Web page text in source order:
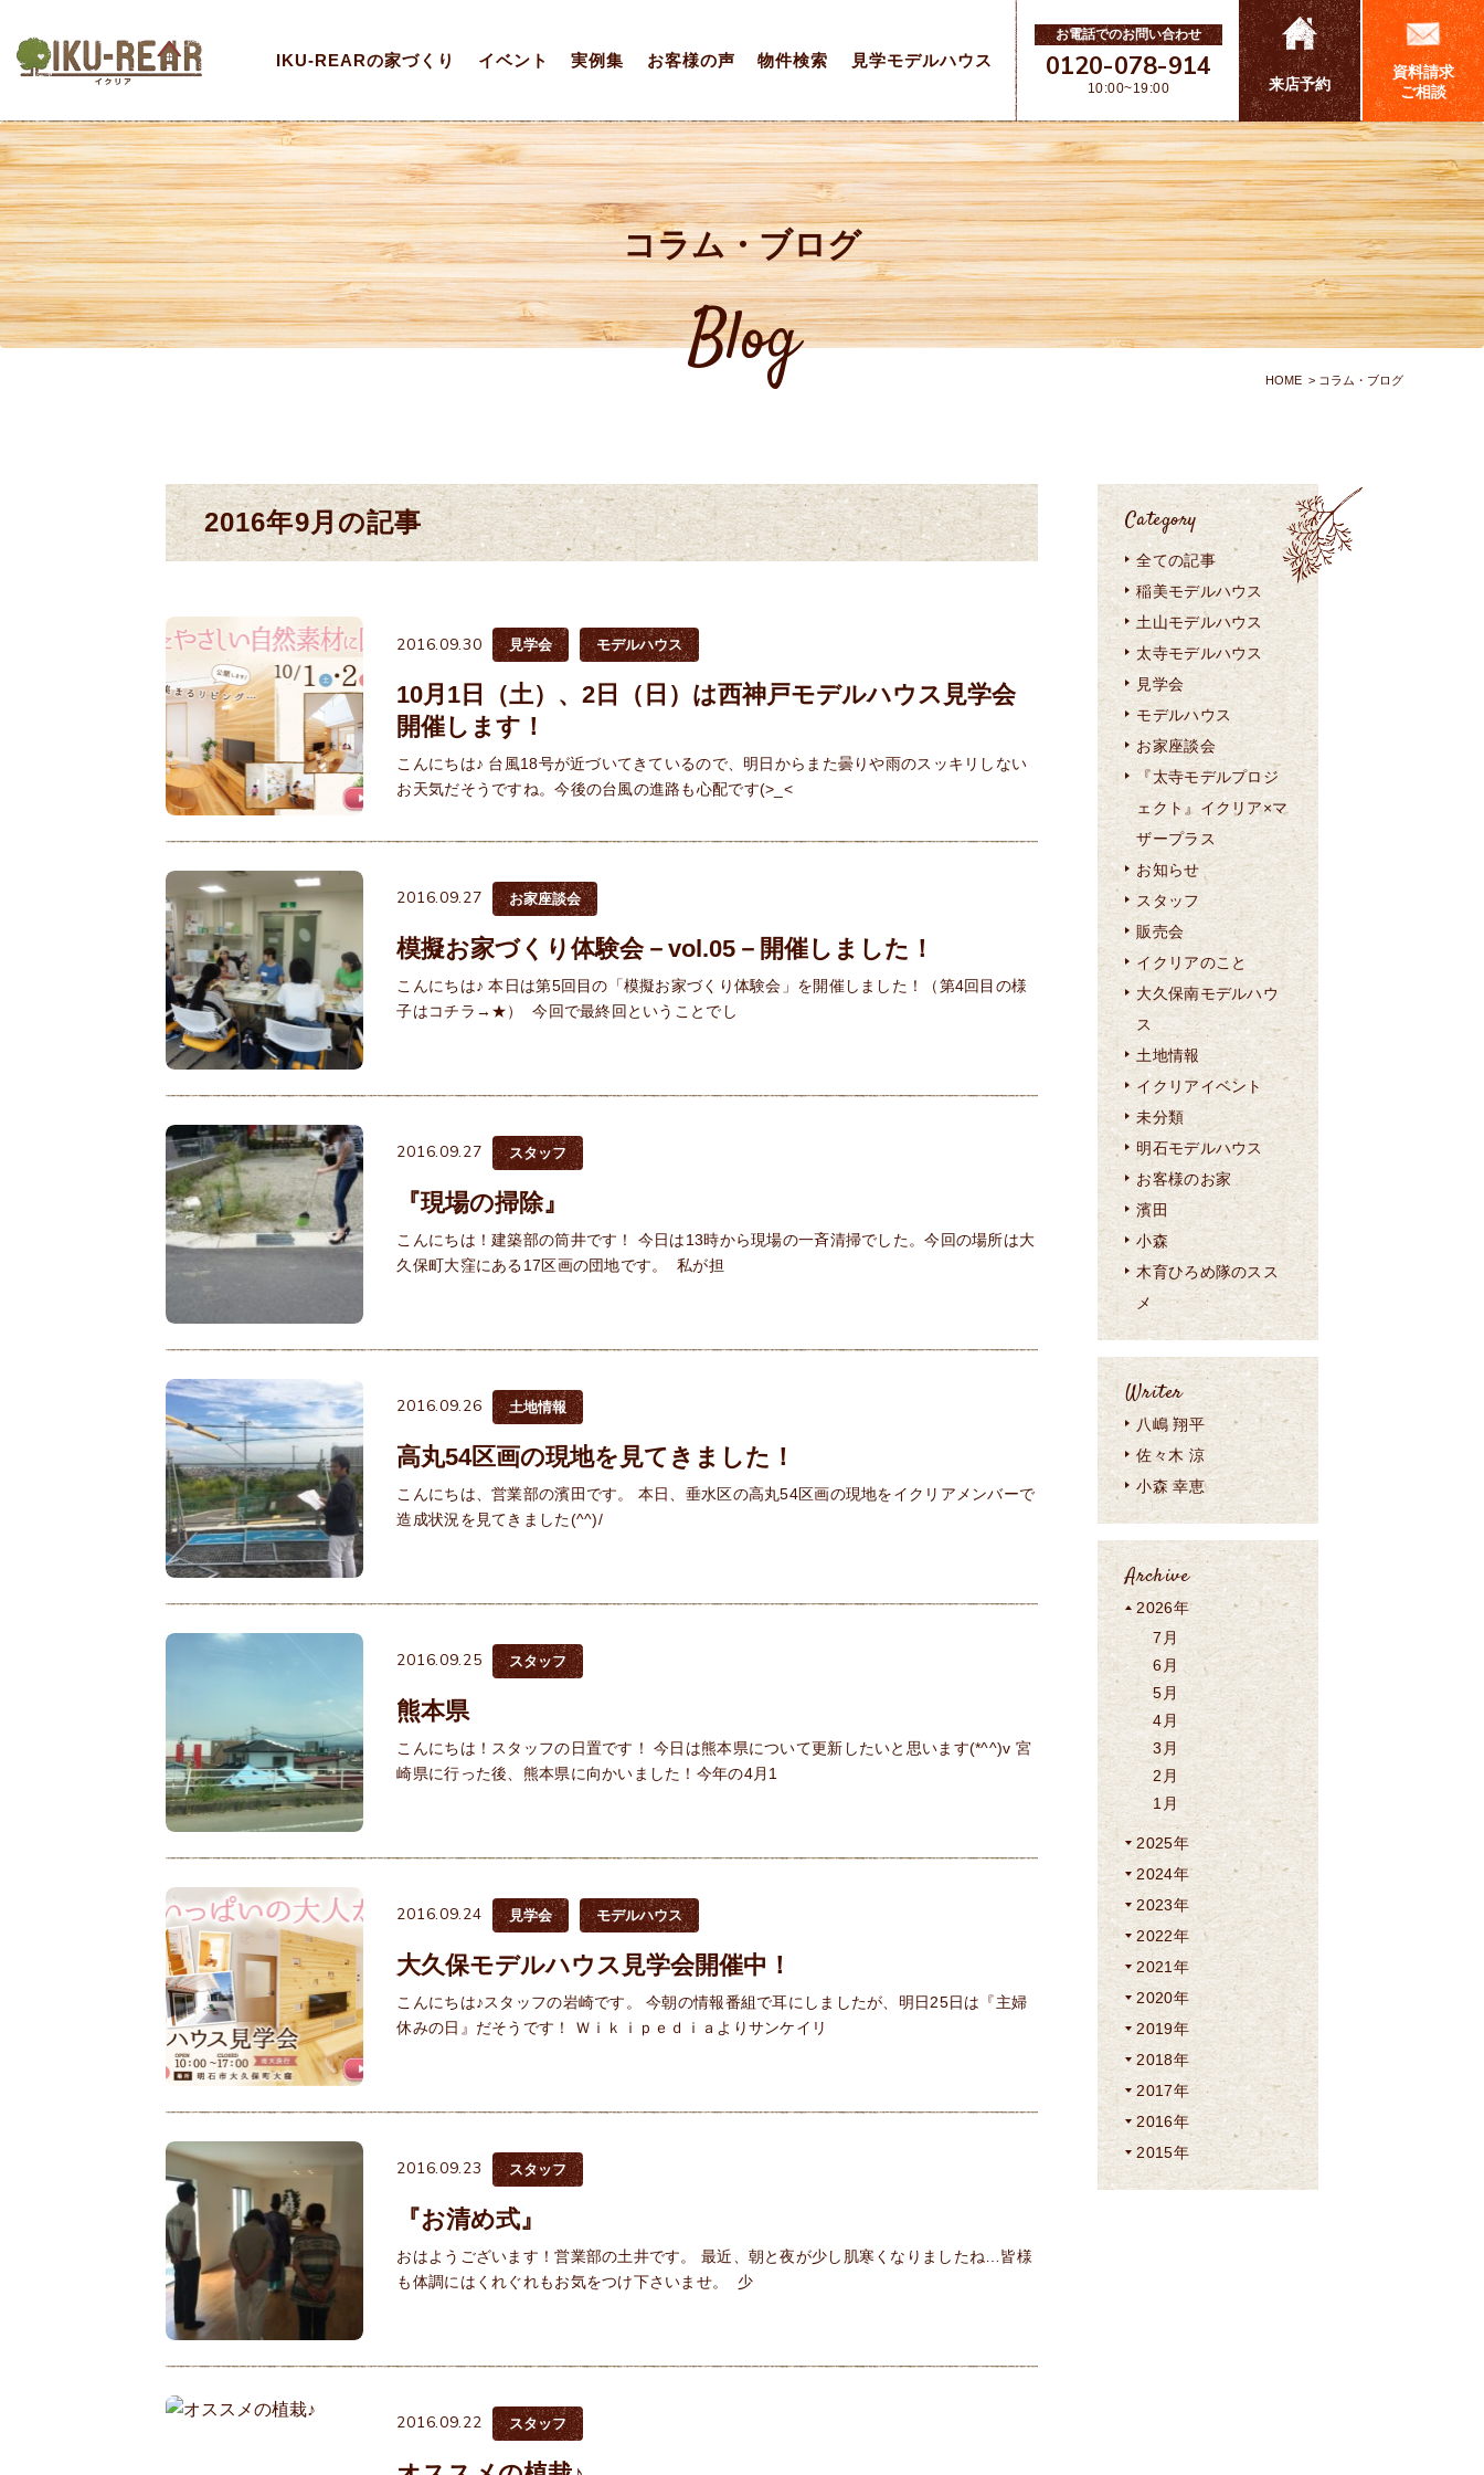
IKU-REARの家づくり イベント 実例集 お客様の声 物件検索 見学モデルハウス
お電話でのお問い合わせ
0120-078-914
10:00~19:00 来店予約
資料請求
ご相談
コラム・ブログ
Blog HOME コラム・ブログ
2016年9月の記事
2016.09.30 見学会 モデルハウス
10月1日（土）、2日（日）は西神戸モデルハウス見学会
開催します！
こんにちは♪ 台風18号が近づいてきているので、明日からまた曇りや雨のスッキリしない
お天気だそうですね。今後の台風の進路も心配です(>_<
2016.09.27 お家座談会
模擬お家づくり体験会－vol.05－開催しました！
こんにちは♪ 本日は第5回目の「模擬お家づくり体験会」を開催しました！（第4回目の様
子はコチラ→★） 今回で最終回ということでし
2016.09.27 スタッフ
『現場の掃除』
こんにちは！建築部の筒井です！ 今日は13時から現場の一斉清掃でした。今回の場所は大
久保町大窪にある17区画の団地です。 私が担
2016.09.26 土地情報
高丸54区画の現地を見てきました！
こんにちは、営業部の濱田です。 本日、垂水区の高丸54区画の現地をイクリアメンバーで
造成状況を見てきました(^^)/
2016.09.25 スタッフ
熊本県
こんにちは！スタッフの日置です！ 今日は熊本県について更新したいと思います(*^^)v 宮
崎県に行った後、熊本県に向かいました！今年の4月1
2016.09.24 見学会 モデルハウス
大久保モデルハウス見学会開催中！
こんにちは♪スタッフの岩崎です。 今朝の情報番組で耳にしましたが、明日25日は『主婦
休みの日』だそうです！ Ｗｉｋｉｐｅｄｉａよりサンケイリ
2016.09.23 スタッフ
『お清め式』
おはようございます！営業部の土井です。 最近、朝と夜が少し肌寒くなりましたね…皆様
も体調にはくれぐれもお気をつけ下さいませ。 少
2016.09.22 スタッフ
Category
全ての記事
稲美モデルハウス
土山モデルハウス
太寺モデルハウス
見学会
モデルハウス
お家座談会
『太寺モデルプロジ
ェクト』イクリア×マ
ザープラス
お知らせ
スタッフ
販売会
イクリアのこと
大久保南モデルハウ
ス
土地情報
イクリアイベント
未分類
明石モデルハウス
お客様のお家
濱田
小森
木育ひろめ隊のスス
メ
Writer
八嶋 翔平
佐々木 涼
小森 幸恵
Archive
2026年
7月
6月
5月
4月
3月
2月
1月
2025年
2024年
2023年
2022年
2021年
2020年
2019年
2018年
2017年
2016年
2015年